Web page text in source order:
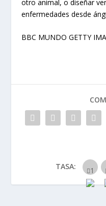
otro animal, o diseñar
enfermedades desde
BBC MUNDO GETTY
TASA: